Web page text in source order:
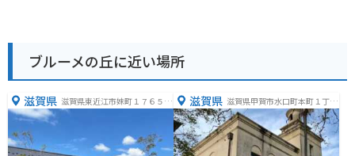
ブルーメの丘に近い場所
滋賀県 滋賀県東近江市妹町１７６５
−１
滋賀県 滋賀県甲賀市水口町本町１丁目
２−１